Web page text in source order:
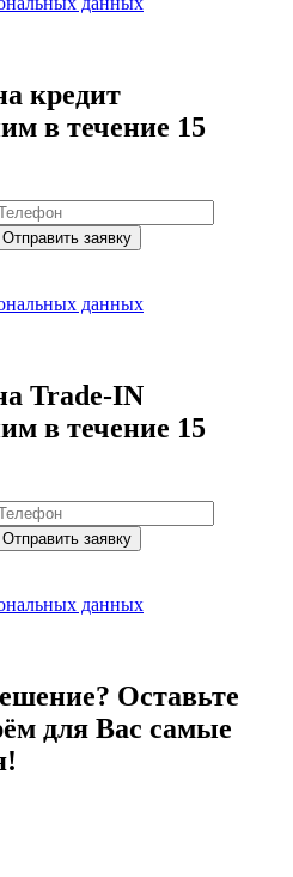
кредит
в течение 15
Отправить заявку
данных
Trade-IN
в течение 15
Отправить заявку
данных
Оставьте
для Вас самые